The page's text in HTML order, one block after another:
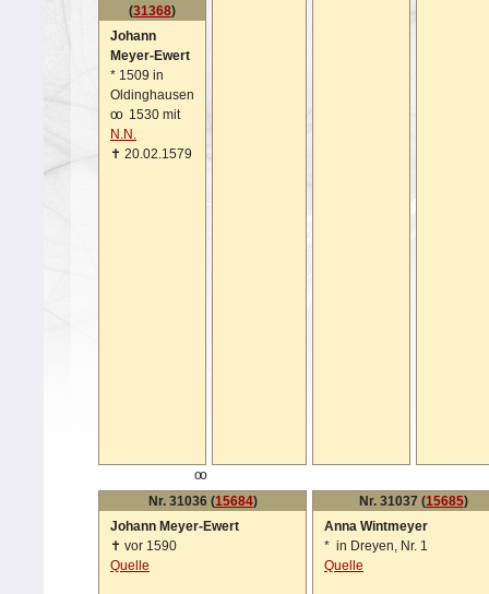
(31368)
Johann
Meyer-Ewert
* 1509 in
Oldinghausen
oo
1530 mit
N.N.
✝ 20.02.1579
oo
Nr. 31036 (15684)
Johann Meyer-Ewert
✝ vor 1590
Quelle
Nr. 31037 (15685)
Anna Wintmeyer
* in Dreyen, Nr. 1
Quelle